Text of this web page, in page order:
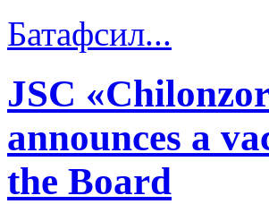
Батафсил...
JSC
announces a
the Board